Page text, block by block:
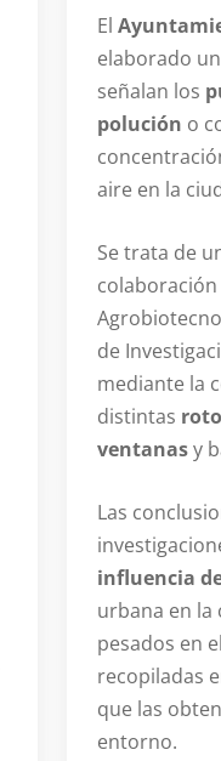
El
elaborado
señalan los
polución o
aire en la
Se trata de
de
mediante la
distintas
ventanasy
Las
influencia
urbana en la
pesados en
recopiladas
que las
entorno.